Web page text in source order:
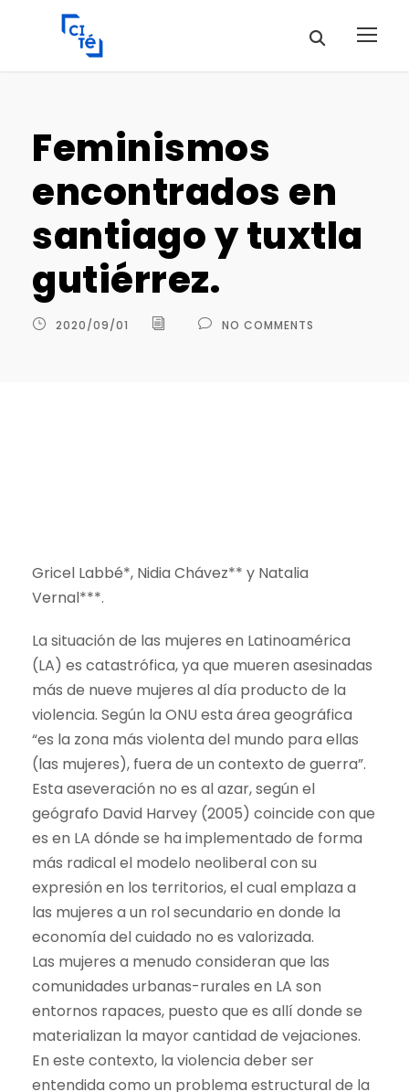
Feminismos
encontrados en
santiago y tuxtla
gutiérrez.
2020/09/01 NO COMMENTS
Gricel Labbé*, Nidia Chávez** y Natalia
Vernal***.
La situación de las mujeres en Latinoamérica
(LA) es catastrófica, ya que mueren asesinadas
más de nueve mujeres al día producto de la
violencia. Según la ONU esta área geográfica
“es la zona más violenta del mundo para ellas
(las mujeres), fuera de un contexto de guerra”.
Esta aseveración no es al azar, según el
geógrafo David Harvey (2005) coincide con que
es en LA dónde se ha implementado de forma
más radical el modelo neoliberal con su
expresión en los territorios, el cual emplaza a
las mujeres a un rol secundario en donde la
economía del cuidado no es valorizada.
Las mujeres a menudo consideran que las
comunidades urbanas-rurales en LA son
entornos rapaces, puesto que es allí donde se
materializan la mayor cantidad de vejaciones.
En este contexto, la violencia deber ser
entendida como un problema estructural de la